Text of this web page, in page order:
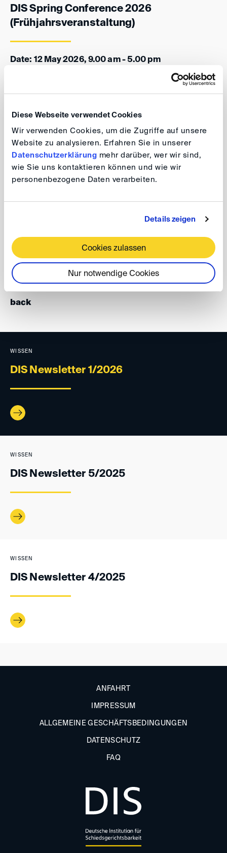
Diese Webseite verwendet Cookies
Wir verwenden Cookies, um die Zugriffe auf unsere
Website zu analysieren. Erfahren Sie in unserer
Datenschutzerklärung mehr darüber, wer wir sind,
wie Sie uns kontaktieren können und wie wir
personenbezogene Daten verarbeiten.
Details zeigen
Cookies zulassen
Nur notwendige Cookies
DIS Spring Conference 2026
(Frühjahrsveranstaltung)
Date: 12 May 2026, 9.00 am - 5.00 pm
Venue: The Westin Leipzig, Gerberstr. 15, 04105
Date: 11 May 2026, 7.00 pm
Venue: The Westin Leipzig, Gerberstr. 15, 04105
Leipzig
For further information and registration please visit the
website.
Your DIS Team
back
WISSEN
DIS Newsletter 1/2026
WISSEN
DIS Newsletter 5/2025
WISSEN
DIS Newsletter 4/2025
ANFAHRT
IMPRESSUM
ALLGEMEINE GESCHÄFTSBEDINGUNGEN
DATENSCHUTZ
FAQ